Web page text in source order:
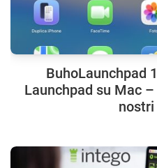
BuhoLaunchpad
Launchpad su Mac